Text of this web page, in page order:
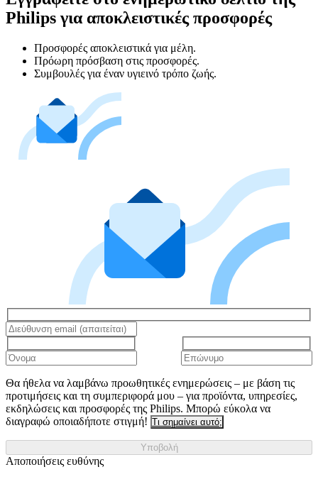
Philips για αποκλειστικές προσφορές
Προσφορές αποκλειστικά για μέλη.
Πρόωρη πρόσβαση στις προσφορές.
Συμβουλές για έναν υγιεινό τρόπο ζωής.
Θα ήθελα να λαμβάνω προωθητικές ενημερώσεις – με βάση τις
προτιμήσεις και τη συμπεριφορά μου – για προϊόντα, υπηρεσίες,
εκδηλώσεις και προσφορές της Philips. Μπορώ εύκολα να
διαγραφώ οποιαδήποτε στιγμή! Τι σημαίνει αυτό;
Υποβολή
Αποποιήσεις ευθύνης